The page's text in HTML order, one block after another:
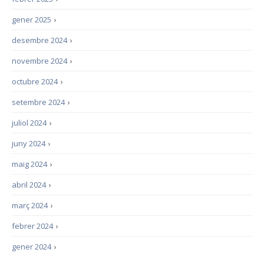
›
gener 2025
›
desembre 2024
›
novembre 2024
›
octubre 2024
›
setembre 2024
›
juliol 2024
›
juny 2024
›
maig 2024
›
abril 2024
›
març 2024
›
febrer 2024
›
gener 2024